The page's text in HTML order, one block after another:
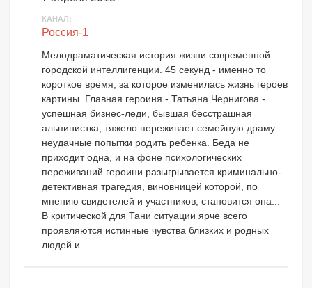
КАНАЛ:
Россия-1
Мелодраматическая история жизни современной
городской интеллигенции. 45 секунд - именно то
короткое время, за которое изменилась жизнь героев
картины. Главная героиня - Татьяна Чернигова -
успешная бизнес-леди, бывшая бесстрашная
альпинистка, тяжело переживает семейную драму:
неудачные попытки родить ребенка. Беда не
приходит одна, и на фоне психологических
переживаний героини разыгрывается криминально-
детективная трагедия, виновницей которой, по
мнению свидетелей и участников, становится она...
В критической для Тани ситуации ярче всего
проявляются истинные чувства близких и родных
людей и...